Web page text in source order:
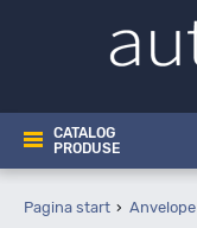
CATALOG
PRODUSE
Pagina start Anvelope